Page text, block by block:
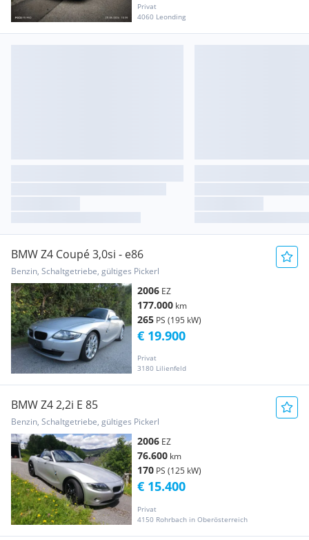
Privat
4060 Leonding
BMW Z4 Coupé 3,0si - e86
Benzin, Schaltgetriebe, gültiges Pickerl
2006 EZ
177.000 km
265 PS (195 kW)
Privat
3180 Lilienfeld
€ 19.900
BMW Z4 2,2i E 85
Benzin, Schaltgetriebe, gültiges Pickerl
2006 EZ
76.600 km
170 PS (125 kW)
Privat
4150 Rohrbach in Oberösterreich
€ 15.400